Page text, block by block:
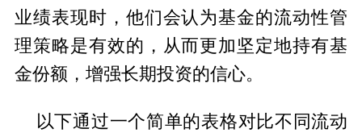
业绩表现时，他们会认为基金的流动性管
理策略是有效的，从而更加坚定地持有基
金份额，增强长期投资的信心。
以下通过一个简单的表格对比不同流动